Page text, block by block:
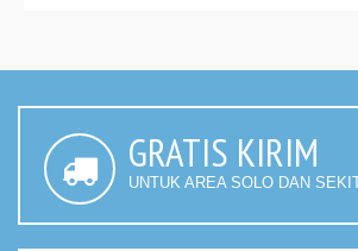
GRATIS KIRIM
UNTUK AREA SOLO DAN